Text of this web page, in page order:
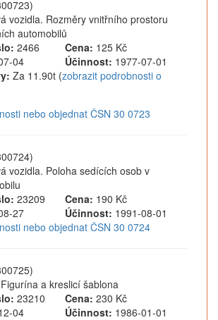
vozidla. Rozměry vnitřního prostoru
automobilů
2466 Cena: 125 Kč
04 Účinnost: 1977-07-01
Za 11.90t (zobrazit podrobnosti o
nebo objednat ČSN 30 0723
vozidla. Poloha sedících osob v
23209 Cena: 190 Kč
27 Účinnost: 1991-08-01
nebo objednat ČSN 30 0724
a kreslicí šablona
23210 Cena: 230 Kč
04 Účinnost: 1986-01-01